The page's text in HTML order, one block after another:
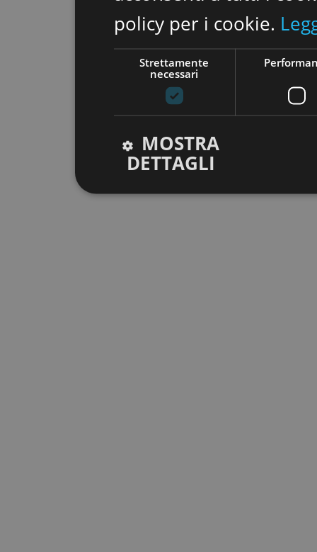
policy per i cookie.
Strettamente
necessari
MOSTRA
DETTAGLI